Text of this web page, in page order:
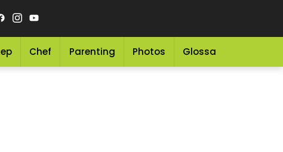
Chef Parenting Photos Glossary